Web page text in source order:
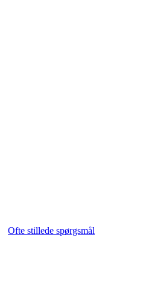
Ofte stillede spørgsmål